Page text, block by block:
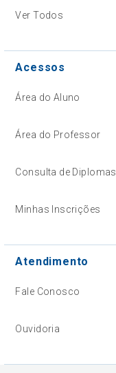
Ver Todos
Acessos
Área do Aluno
Área do Professor
Consulta de Diplomas
Minhas Inscrições
Atendimento
Fale Conosco
Ouvidoria